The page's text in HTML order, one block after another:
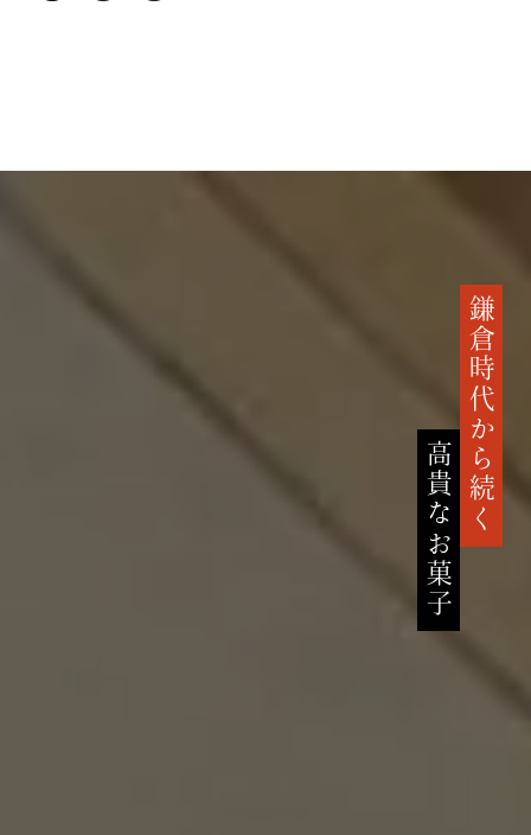
鎌倉時代から続く
高貴なお菓子